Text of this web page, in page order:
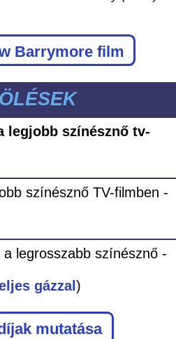
Barrymore film
legjobb színésznő tv-
színésznő TV-filmben -
legrosszabb színésznő -
gázzal )
mutatása